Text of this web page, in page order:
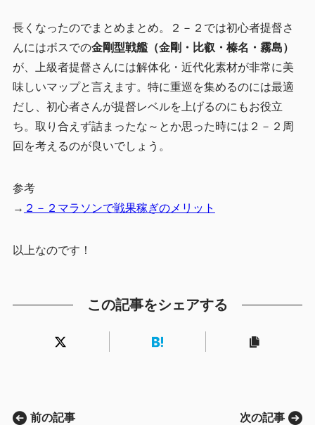
長くなったのでまとめまとめ。２－２では初心者提督さ
んにはボスでの金剛型戦艦（金剛・比叡・榛名・霧島）
が、上級者提督さんには解体化・近代化素材が非常に美
味しいマップと言えます。特に重巡を集めるのには最適
だし、初心者さんが提督レベルを上げるのにもお役立
ち。取り合えず詰まったな～とか思った時には２－２周
回を考えるのが良いでしょう。
参考
→ ２－２マラソンで戦果稼ぎのメリット
以上なのです！
この記事をシェアする
前の記事 次の記事